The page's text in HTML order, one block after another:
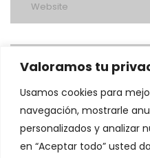
Valoramos tu
Usamos cookies para
navegación, mostrarle
personalizados y analizar
en “Aceptar todo” usted